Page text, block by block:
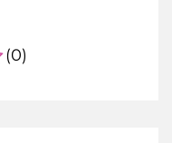
(0)